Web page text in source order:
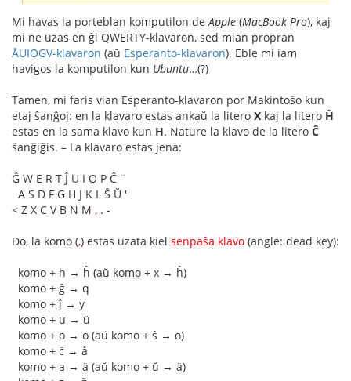
Mi havas la porteblan komputilon deApple (MacBook Pro), kaj
mi ne uzas en ĝi QWERTY-klavaron, sed mian propran
ÅUIOGV-klavaron (aŭ Esperanto-klavaron). Eble mi iam
havigos la komputilon kun Ubuntu…(?)
Tamen, mi faris vian Esperanto-klavaron por Makintoŝo kun
etaj ŝanĝoj: en la klavaro estas ankaŭ la litero X kaj la litero Ĥ
estas en la sama klavo kun H. Nature la klavo de la litero Ĉ
ŝanĝiĝis. – La klavaro estas jena:
Ĝ W E R T Ĵ U I O P Ĉ ¨
A S D F G H J K L Ŝ Ŭ '
< Z X C V B N M , . -
Do, la komo (,) estas uzata kiel senpaŝa klavo (angle: dead key):
komo + h → ĥ (aŭ komo + x → ĥ)
komo + ĝ → q
komo + ĵ → y
komo + u → ü
komo + o → ö (aŭ komo + ŝ → ö)
komo + ĉ → å
komo + a → ä (aŭ komo + ŭ → ä)